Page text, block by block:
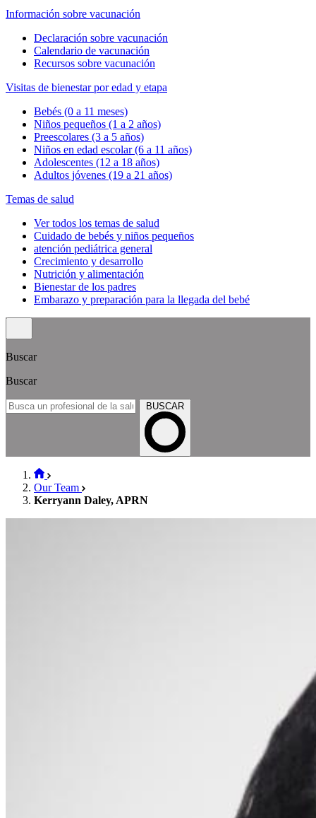
Información sobre vacunación
Declaración sobre vacunación
Calendario de vacunación
Recursos sobre vacunación
Visitas de bienestar por edad y etapa
Bebés (0 a 11 meses)
Niños pequeños (1 a 2 años)
Preescolares (3 a 5 años)
Niños en edad escolar (6 a 11 años)
Adolescentes (12 a 18 años)
Adultos jóvenes (19 a 21 años)
Temas de salud
Ver todos los temas de salud
Cuidado de bebés y niños pequeños
atención pediátrica general
Crecimiento y desarrollo
Nutrición y alimentación
Bienestar de los padres
Embarazo y preparación para la llegada del bebé
Buscar
Buscar
BUSCAR
Our Team
Kerryann Daley, APRN